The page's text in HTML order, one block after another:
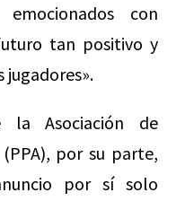
con
tan positivo y
la Asociación de
por su parte,
por sí solo